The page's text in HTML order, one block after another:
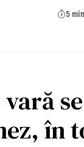
5
vară
în